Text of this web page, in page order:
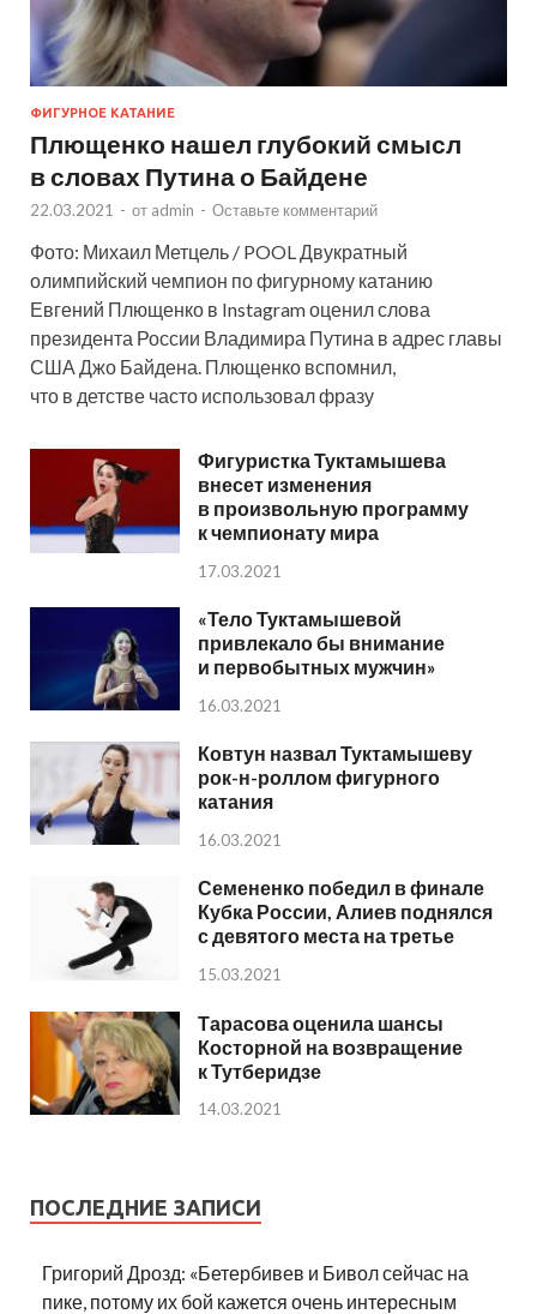
ФИГУРНОЕ КАТАНИЕ
Плющенко нашел глубокий смысл
в словах Путина о Байдене
22.03.2021 - от admin - Оставьте комментарий
Фото: Михаил Метцель / POOL Двукратный
олимпийский чемпион по фигурному катанию
Евгений Плющенко в Instagram оценил слова
президента России Владимира Путина в адрес главы
США Джо Байдена. Плющенко вспомнил,
что в детстве часто использовал фразу
Фигуристка Туктамышева
внесет изменения
в произвольную программу
к чемпионату мира
17.03.2021
«Тело Туктамышевой
привлекало бы внимание
и первобытных мужчин»
16.03.2021
Ковтун назвал Туктамышеву
рок-н-роллом фигурного
катания
16.03.2021
Семененко победил в финале
Кубка России, Алиев поднялся
с девятого места на третье
15.03.2021
Тарасова оценила шансы
Косторной на возвращение
к Тутберидзе
14.03.2021
ПОСЛЕДНИЕ ЗАПИСИ
Григорий Дрозд: «Бетербивев и Бивол сейчас на
пике, потому их бой кажется очень интересным